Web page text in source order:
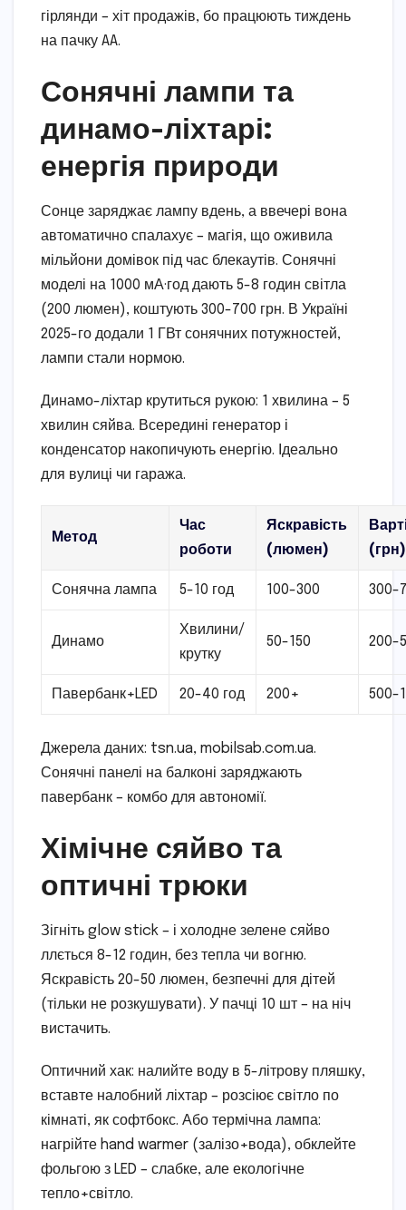
гірлянди – хіт продажів, бо працюють тиждень
на пачку AA.
Сонячні лампи та
динамо-ліхтарі:
енергія природи
Сонце заряджає лампу вдень, а ввечері вона
автоматично спалахує – магія, що оживила
мільйони домівок під час блекаутів. Сонячні
моделі на 1000 мА·год дають 5-8 годин світла
(200 люмен), коштують 300-700 грн. В Україні
2025-го додали 1 ГВт сонячних потужностей,
лампи стали нормою.
Динамо-ліхтар крутиться рукою: 1 хвилина – 5
хвилин сяйва. Всередині генератор і
конденсатор накопичують енергію. Ідеально
для вулиці чи гаража.
Метод
Час
роботи
Яскравість
(люмен)
(грн)
Сонячна лампа 5-10 год 100-300 300-
Динамо
Хвилини/
крутку
50-150 200-
Павербанк+LED 20-40 год 200+ 500-
Джерела даних: tsn.ua, mobilsab.com.ua.
Сонячні панелі на балконі заряджають
павербанк – комбо для автономії.
Хімічне сяйво та
оптичні трюки
Зігніть glow stick – і холодне зелене сяйво
ллється 8-12 годин, без тепла чи вогню.
Яскравість 20-50 люмен, безпечні для дітей
(тільки не розкушувати). У пачці 10 шт – на ніч
вистачить.
Оптичний хак: налийте воду в 5-літрову пляшку,
вставте налобний ліхтар – розсіює світло по
кімнаті, як софтбокс. Або термічна лампа:
нагрійте hand warmer (залізо+вода), обклейте
фольгою з LED – слабке, але екологічне
тепло+світло.